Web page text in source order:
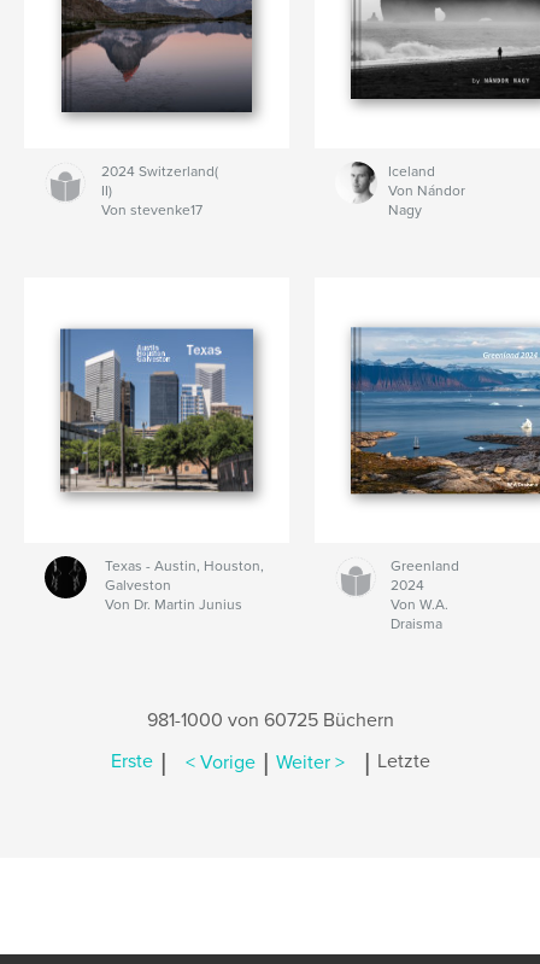
2024 Switzerland(
II)
Von stevenke17
Iceland
Von Nándor
Nagy
Texas - Austin, Houston,
Galveston
Von Dr. Martin Junius
Greenland
2024
Von W.A.
Draisma
981-1000 von 60725 Büchern
Erste | < Vorige | Weiter > | Letzte